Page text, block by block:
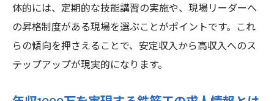
体的には、定期的な技能講習の実施や、現場リーダーへ
の昇格制度がある現場を選ぶことがポイントです。これ
らの傾向を押さえることで、安定収入から高収入へのス
テップアップが現実的になります。